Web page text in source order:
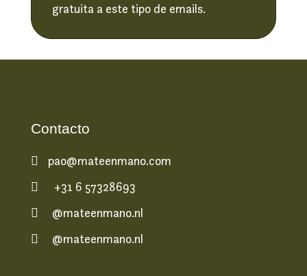
gratuita a este tipo de emails.
Contacto
 pao@mateenmano.com
 +31 6 57328693
 @mateenmano.nl
 @mateenmano.nl